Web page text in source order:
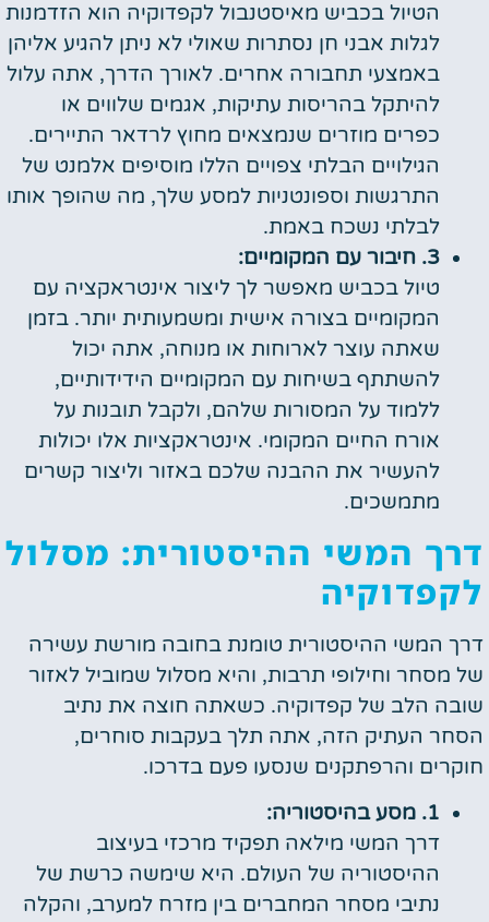
הטיול בכביש מאיסטנבול לקפדוקיה הוא הזדמנות
לגלות אבני חן נסתרות שאולי לא ניתן להגיע אליהן
באמצעי תחבורה אחרים. לאורך הדרך, אתה עלול
להיתקל בהריסות עתיקות, אגמים שלווים או
כפרים מוזרים שנמצאים מחוץ לרדאר התיירים.
הגילויים הבלתי צפויים הללו מוסיפים אלמנט של
התרגשות וספונטניות למסע שלך, מה שהופך אותו
לבלתי נשכח באמת.
3. חיבור עם המקומיים:
טיול בכביש מאפשר לך ליצור אינטראקציה עם
המקומיים בצורה אישית ומשמעותית יותר. בזמן
שאתה עוצר לארוחות או מנוחה, אתה יכול
להשתתף בשיחות עם המקומיים הידידותיים,
ללמוד על המסורות שלהם, ולקבל תובנות על
אורח החיים המקומי. אינטראקציות אלו יכולות
להעשיר את ההבנה שלכם באזור וליצור קשרים
מתמשכים.
דרך המשי ההיסטורית: מסלול
לקפדוקיה
דרך המשי ההיסטורית טומנת בחובה מורשת עשירה
של מסחר וחילופי תרבות, והיא מסלול שמוביל לאזור
שובה הלב של קפדוקיה. כשאתה חוצה את נתיב
הסחר העתיק הזה, אתה תלך בעקבות סוחרים,
חוקרים והרפתקנים שנסעו פעם בדרכו.
1. מסע בהיסטוריה:
דרך המשי מילאה תפקיד מרכזי בעיצוב
ההיסטוריה של העולם. היא שימשה כרשת של
נתיבי מסחר המחברים בין מזרח למערב, והקלה